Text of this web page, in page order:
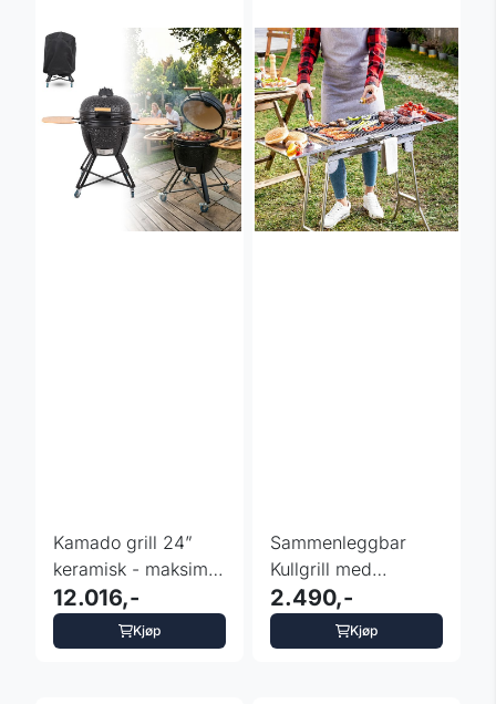
Kamado grill 24”
keramisk - maksimal
varme
12.016,-
Kjøp
Sammenleggbar
Kullgrill med
Grillmatter
InnovaGoods
2.490,-
Kjøp